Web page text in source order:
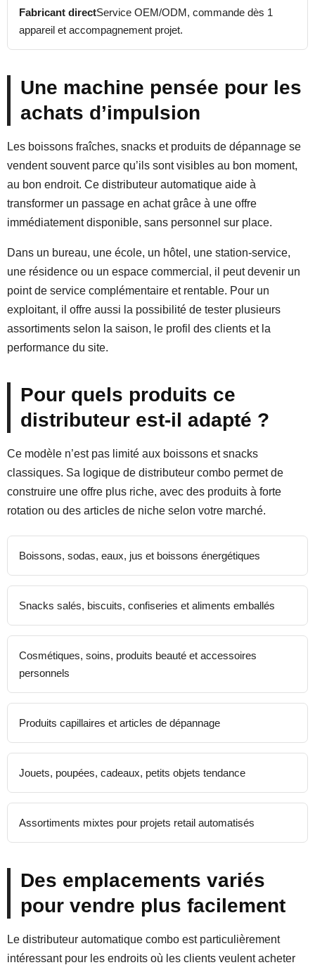
Fabricant directService OEM/ODM, commande dès 1
appareil et accompagnement projet.
Une machine pensée pour les
achats d’impulsion
Les boissons fraîches, snacks et produits de dépannage se
vendent souvent parce qu’ils sont visibles au bon moment,
au bon endroit. Ce distributeur automatique aide à
transformer un passage en achat grâce à une offre
immédiatement disponible, sans personnel sur place.
Dans un bureau, une école, un hôtel, une station-service,
une résidence ou un espace commercial, il peut devenir un
point de service complémentaire et rentable. Pour un
exploitant, il offre aussi la possibilité de tester plusieurs
assortiments selon la saison, le profil des clients et la
performance du site.
Pour quels produits ce
distributeur est-il adapté ?
Ce modèle n’est pas limité aux boissons et snacks
classiques. Sa logique de distributeur combo permet de
construire une offre plus riche, avec des produits à forte
rotation ou des articles de niche selon votre marché.
Boissons, sodas, eaux, jus et boissons énergétiques
Snacks salés, biscuits, confiseries et aliments emballés
Cosmétiques, soins, produits beauté et accessoires
personnels
Produits capillaires et articles de dépannage
Jouets, poupées, cadeaux, petits objets tendance
Assortiments mixtes pour projets retail automatisés
Des emplacements variés
pour vendre plus facilement
Le distributeur automatique combo est particulièrement
intéressant pour les endroits où les clients veulent acheter